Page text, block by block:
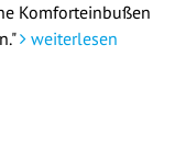
Komforteinbußen
weiterlesen